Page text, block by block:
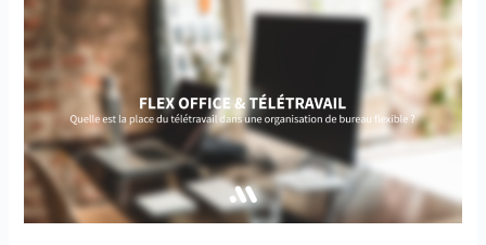
Flex
office
et
télétravail
:
Quelle
est
la
place